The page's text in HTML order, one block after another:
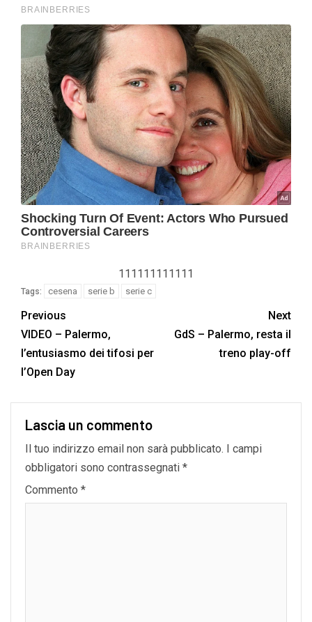
111111111111
Tags: cesena serie b serie c
Previous
VIDEO – Palermo,
l’entusiasmo dei tifosi per
l’Open Day
Next
GdS – Palermo, resta il
treno play-off
Lascia un commento
Il tuo indirizzo email non sarà pubblicato. I campi
obbligatori sono contrassegnati *
Commento *